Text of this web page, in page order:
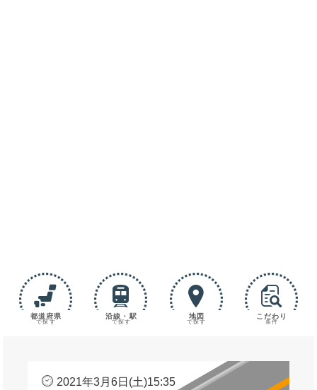
都道府県
で探す
沿線・駅
で探す
地図
で探す
こだわり
条件
2021年3月6日(土)15:35